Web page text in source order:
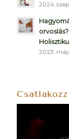
2024.
2023.